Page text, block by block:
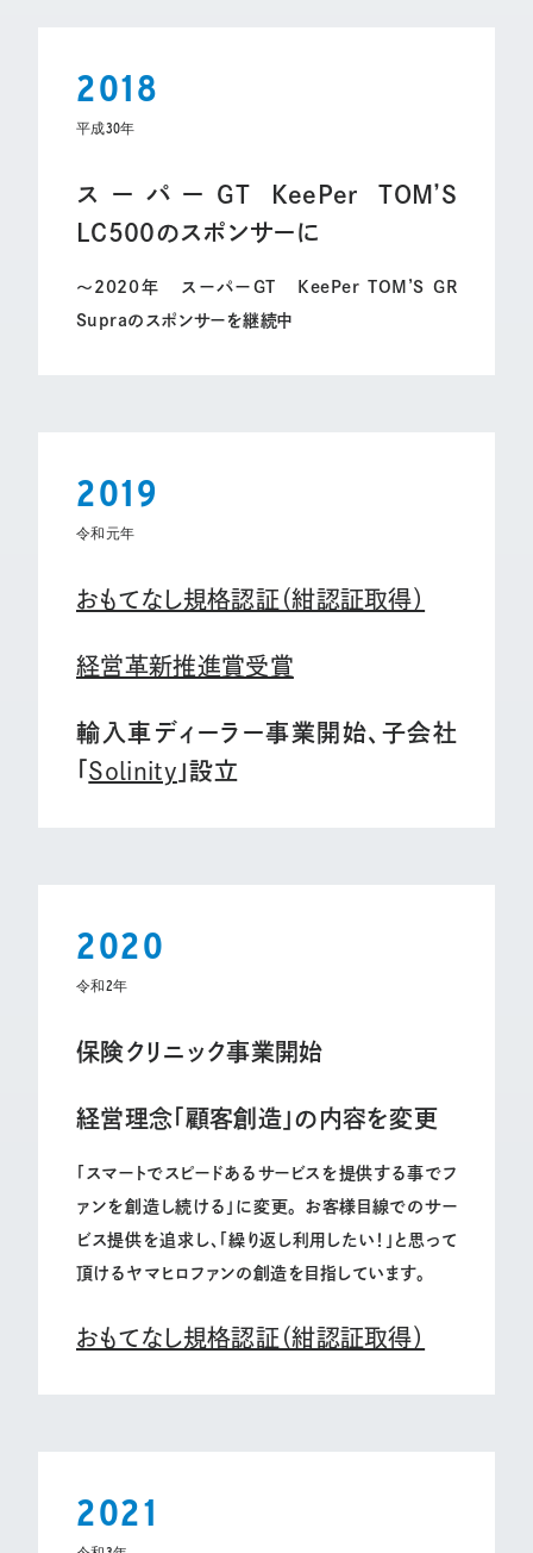
2018
平成30年
スーパーGT KeePer TOM’S
LC500のスポンサーに
～2020年 スーパーGT KeePer TOM’S GR
Supraのスポンサーを継続中
2019
令和元年
おもてなし規格認証（紺認証取得）
経営革新推進賞受賞
輸入車ディーラー事業開始、子会社
Solinity 」設立
2020
令和2年
保険クリニック事業開始
経営理念「顧客創造」の内容を変更
「スマートでスピードあるサービスを提供する事でフ
ァンを創造し続ける」に変更。 お客様目線でのサー
ビス提供を追求し、「繰り返し利用したい！」と思って
頂けるヤマヒロファンの創造を目指しています。
おもてなし規格認証（紺認証取得）
2021